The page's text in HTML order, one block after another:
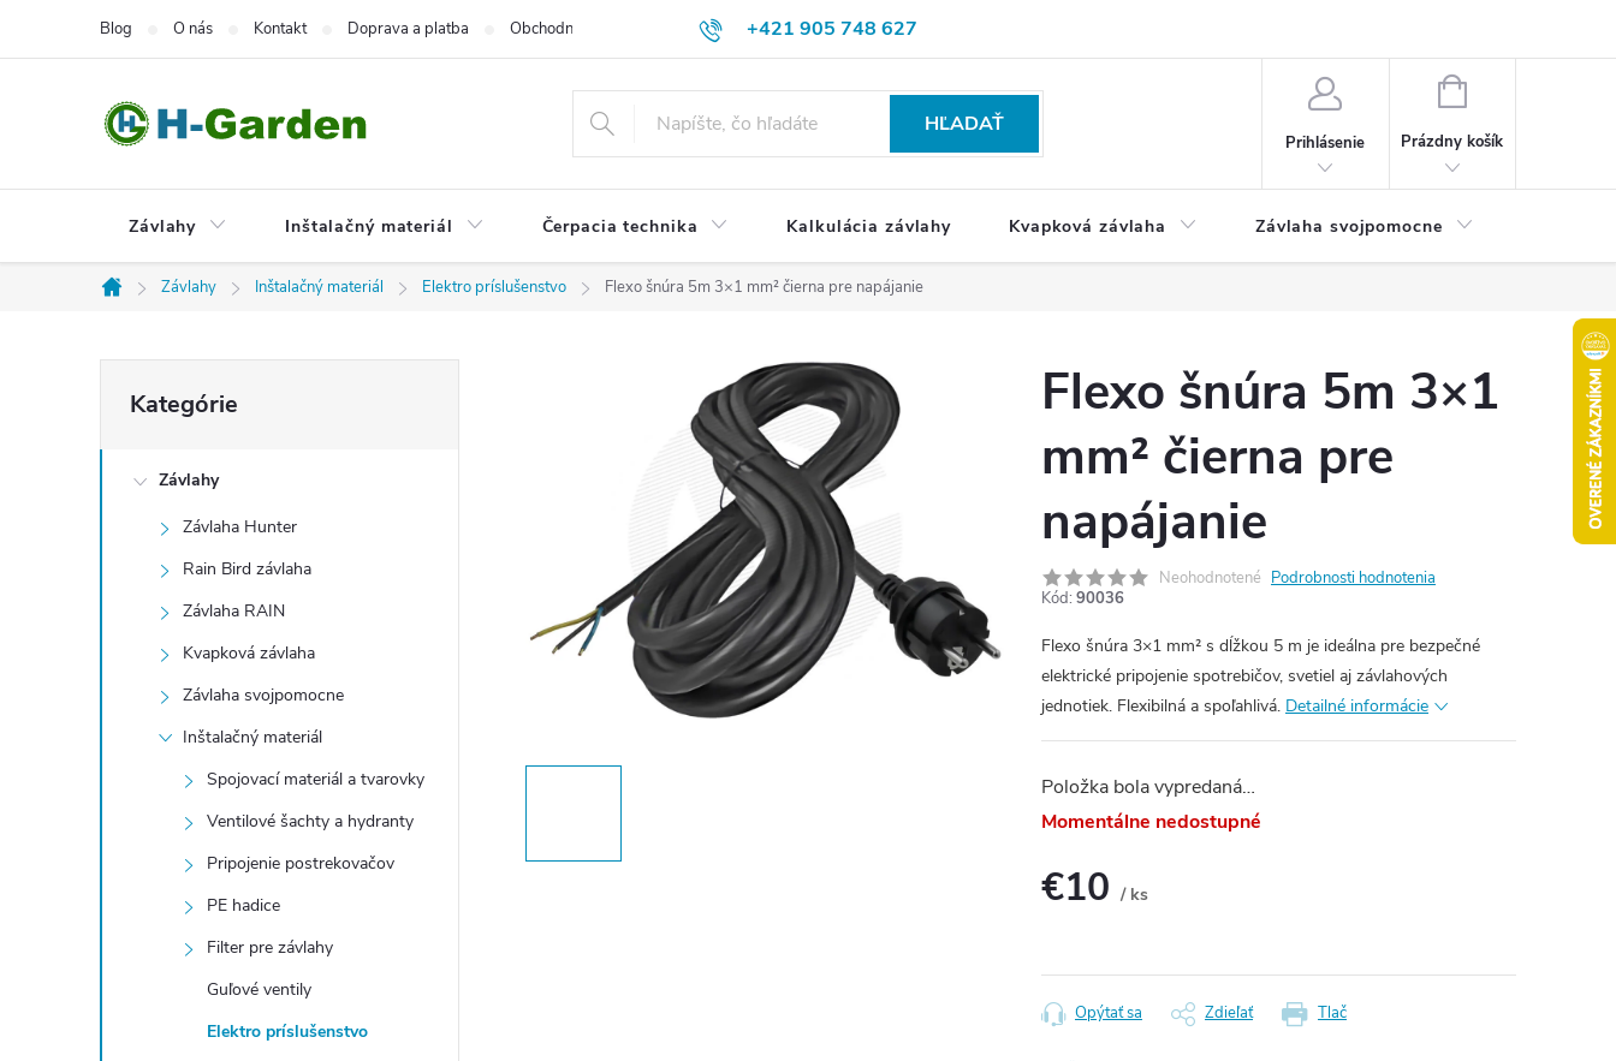
+421 905 748 627
Blog O nás Kontakt Doprava a platba Obchodné podmienky Ochrana osobných údajov
HĽADAŤ
Prihlásenie
NÁKUPNÝ
Prázdny košík
Závlahy Inštalačný materiál Čerpacia technika Kalkulácia závlahy Kvapková závlaha Závlaha svojpomocne
Domov
Závlahy Inštalačný materiál Elektro príslušenstvo Flexo šnúra 5m 3×1 mm² čierna pre napájanie
o
kategórie
Kategórie
Závlahy
Závlaha Hunter
Rain Bird závlaha
Závlaha RAIN
Kvapková závlaha
Závlaha svojpomocne
Inštalačný materiál
Spojovací materiál a tvarovky
Ventilové šachty a hydranty
Pripojenie postrekovačov
PE hadice
Filter pre závlahy
Guľové ventily
Elektro príslušenstvo
Flexo šnúra 5m 3×1
mm² čierna pre
napájanie
Neohodnotené Podrobnosti hodnotenia
Kód: 90036
Flexo šnúra 3×1 mm² s dĺžkou 5 m je ideálna pre bezpečné
elektrické pripojenie spotrebičov, svetiel aj závlahových
jednotiek. Flexibilná a spoľahlivá. Detailné informácie
Položka bola vypredaná…
Momentálne nedostupné
€10 / ks
Tlač
Opýtať sa Zdieľať